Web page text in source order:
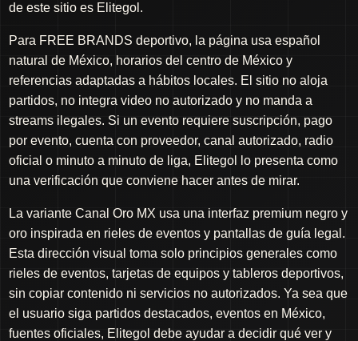
de este sitio es Elitegol.
Para FREE BRANDS deportivo, la página usa español
natural de México, horarios del centro de México y
referencias adaptadas a hábitos locales. El sitio no aloja
partidos, no integra video no autorizado y no manda a
streams ilegales. Si un evento requiere suscripción, pago
por evento, cuenta con proveedor, canal autorizado, radio
oficial o minuto a minuto de liga, Elitegol lo presenta como
una verificación que conviene hacer antes de mirar.
La variante Canal Oro MX usa una interfaz premium negro y
oro inspirada en rieles de eventos y pantallas de guía legal.
Esta dirección visual toma solo principios generales como
rieles de eventos, tarjetas de equipos y tableros deportivos,
sin copiar contenido ni servicios no autorizados. Ya sea que
el usuario siga partidos destacados, eventos en México,
fuentes oficiales, Elitegol debe ayudar a decidir qué ver y